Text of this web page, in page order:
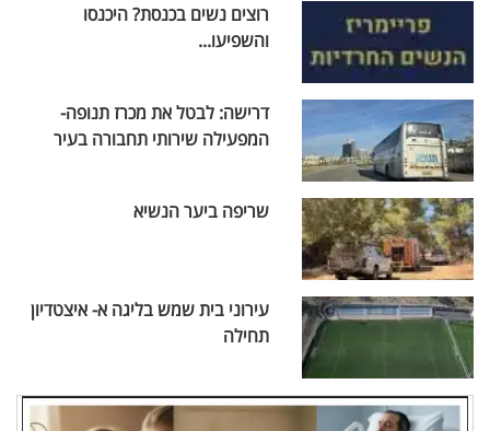
רוצים נשים בכנסת? היכנסו
והשפיעו...
דרישה: לבטל את מכרז תנופה-
המפעילה שירותי תחבורה בעיר
שריפה ביער הנשיא
עירוני בית שמש בליגה א- איצטדיון
תחילה